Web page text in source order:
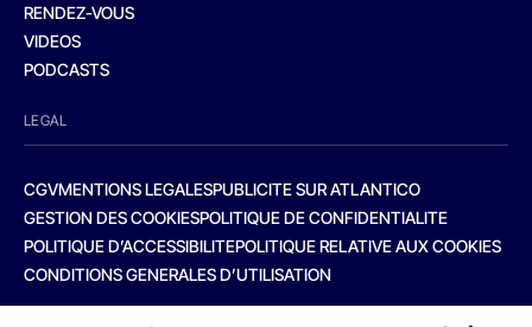
RENDEZ-VOUS
VIDEOS
PODCASTS
LEGAL
CGVMENTIONS LEGALESPUBLICITE SUR ATLANTICO
GESTION DES COOKIESPOLITIQUE DE CONFIDENTIALITE
POLITIQUE D’ACCESSIBILITEPOLITIQUE RELATIVE AUX COOKIES
CONDITIONS GENERALES D’UTILISATION